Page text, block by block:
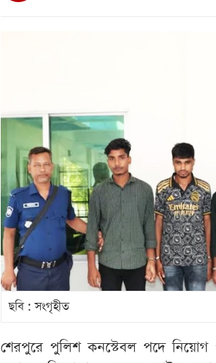
ছবি : সংগৃহীত
শেরপুরে পুলিশ কনস্টেবল পদে নিয়োগ